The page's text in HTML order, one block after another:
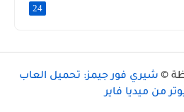
24
© شيري فور جيمز: تحميل العاب
من ميديا فاير